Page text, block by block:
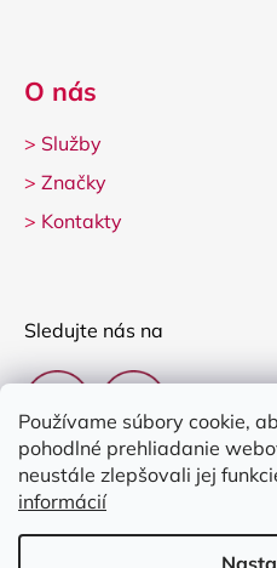
Používame súbory cookie,
pohodlné prehliadanie
neustále zlepšovali jej
informácií
O nás
> Služby
> Značky
> Kontakty
Sledujte nás na